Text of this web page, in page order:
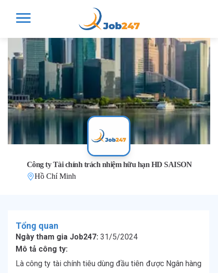
Công ty Tài chính trách nhiệm hữu hạn HD SAISON
Hồ Chí Minh
Tổng quan
Ngày tham gia Job247: 31/5/2024
Mô tả công ty:
Là công ty tài chính tiêu dùng đầu tiên được Ngân hàng